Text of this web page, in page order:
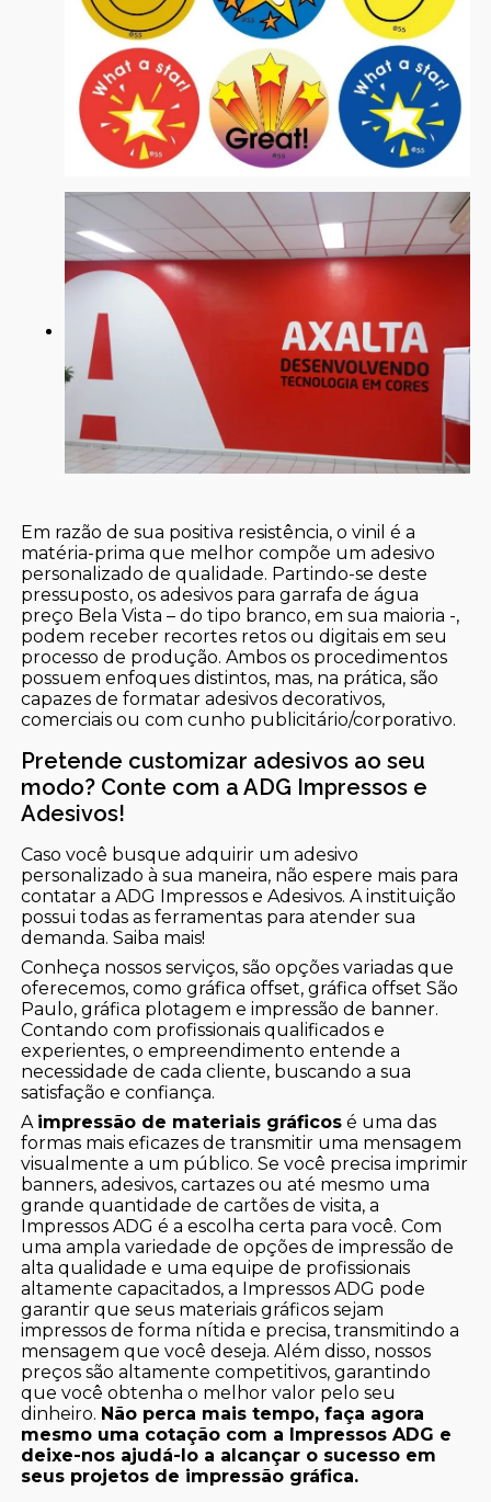
Em razão de sua positiva resistência, o vinil é a
matéria-prima que melhor compõe um adesivo
personalizado de qualidade. Partindo-se deste
pressuposto, os adesivos para garrafa de água
preço Bela Vista – do tipo branco, em sua maioria -,
podem receber recortes retos ou digitais em seu
processo de produção. Ambos os procedimentos
possuem enfoques distintos, mas, na prática, são
capazes de formatar adesivos decorativos,
comerciais ou com cunho publicitário/corporativo.
Pretende customizar adesivos ao seu
modo? Conte com a ADG Impressos e
Adesivos!
Caso você busque adquirir um adesivo
personalizado à sua maneira, não espere mais para
contatar a ADG Impressos e Adesivos. A instituição
possui todas as ferramentas para atender sua
demanda. Saiba mais!
Conheça nossos serviços, são opções variadas que
oferecemos, como gráfica offset, gráfica offset São
Paulo, gráfica plotagem e impressão de banner.
Contando com profissionais qualificados e
experientes, o empreendimento entende a
necessidade de cada cliente, buscando a sua
satisfação e confiança.
A impressão de materiais gráficos é uma das
formas mais eficazes de transmitir uma mensagem
visualmente a um público. Se você precisa imprimir
banners, adesivos, cartazes ou até mesmo uma
grande quantidade de cartões de visita, a
Impressos ADG é a escolha certa para você. Com
uma ampla variedade de opções de impressão de
alta qualidade e uma equipe de profissionais
altamente capacitados, a Impressos ADG pode
garantir que seus materiais gráficos sejam
impressos de forma nítida e precisa, transmitindo a
mensagem que você deseja. Além disso, nossos
preços são altamente competitivos, garantindo
que você obtenha o melhor valor pelo seu
dinheiro. Não perca mais tempo, faça agora
mesmo uma cotação com a Impressos ADG e
deixe-nos ajudá-lo a alcançar o sucesso em
seus projetos de impressão gráfica.